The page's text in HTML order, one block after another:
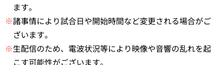
ます。
※諸事情により試合日や開始時間など変更される場合がご
ざいます。
※生配信のため、電波状況等により映像や音響の乱れを起
こす可能性がございます。